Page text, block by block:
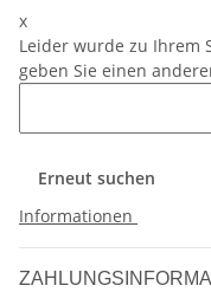
x
Leider wurde zu Ihrem
geben Sie einen
Erneut suchen
Informationen